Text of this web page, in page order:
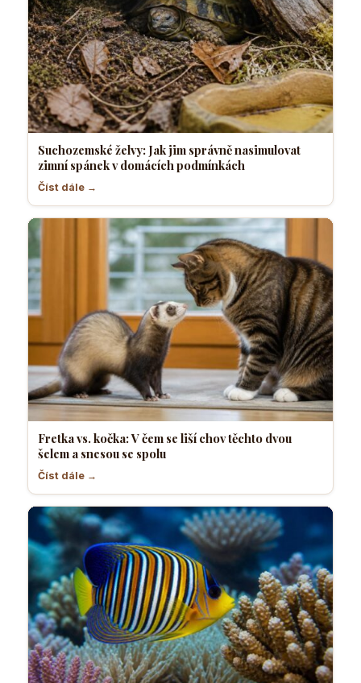
Suchozemské želvy: Jak jim správně nasimulovat
zimní spánek v domácích podmínkách
Číst dále →
Fretka vs. kočka: V čem se liší chov těchto dvou
šelem a snesou se spolu
Číst dále →